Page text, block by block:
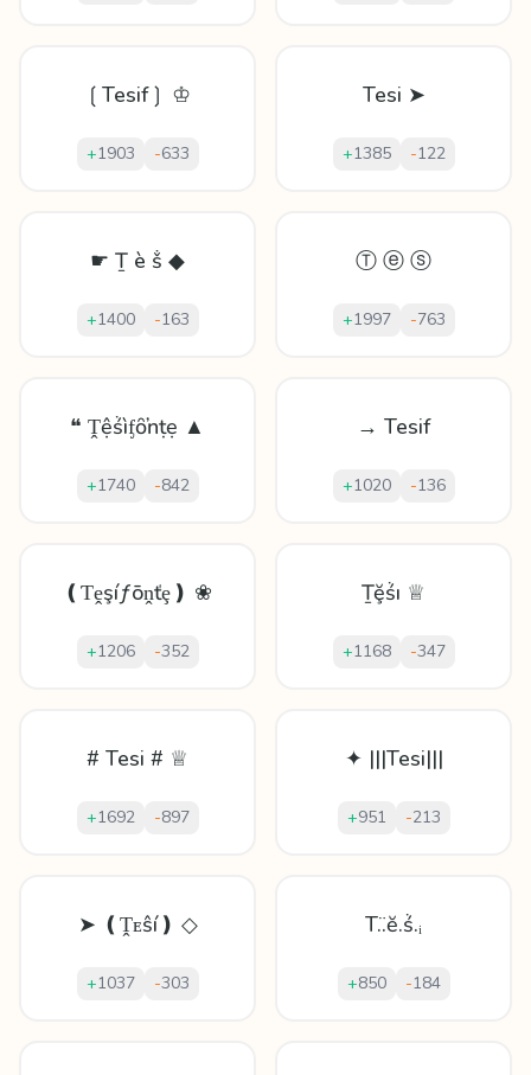
❲Tesif❳ ♔
+1903 -633
Tesi ➤
+1385 -122
☛ Ṯ è ṧ ◆
+1400 -163
Ⓣ ⓔ ⓢ
+1997 -763
❝ Ṱệṥìᶂȏŉṭẹ ▲
+1740 -842
→ Tesif
+1020 -136
❪Ƭḙşíƒōṋťȩ❫ ❀
+1206 -352
Ṯḝṥı ♕
+1168 -347
# Tesi # ♕
+1692 -897
✦ |||Tesi|||
+951 -213
➤ ❪Ṱᴇŝí❫ ◇
+1037 -303
T.̈.ĕ.ṥ.ᵢ
+850 -184